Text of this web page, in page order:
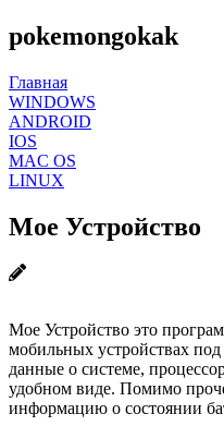
pokemongokak
Главная
WINDOWS
ANDROID
IOS
MAC OS
LINUX
Мое Устройство
Мое Устройство это
мобильных устройствах
данные о системе,
удобном виде. Помимо
информацию о состоянии